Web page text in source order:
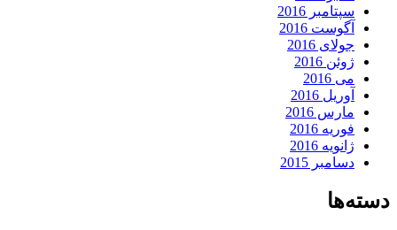
سپتامبر 2016
آگوست 2016
جولای 2016
ژوئن 2016
می 2016
آوریل 2016
مارس 2016
فوریه 2016
ژانویه 2016
دسامبر 2015
دسته‌ها